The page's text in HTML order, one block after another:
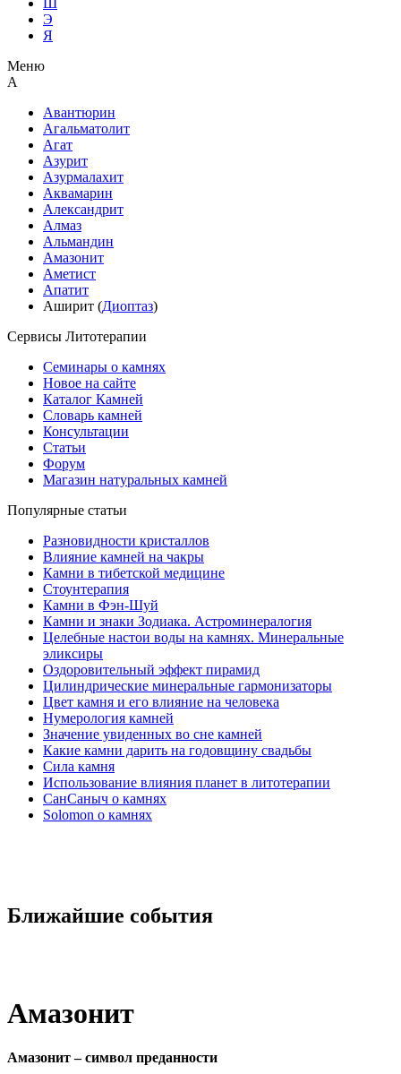
Ш
Э
Я
Меню
А
Авантюрин
Агальматолит
Агат
Азурит
Азурмалахит
Аквамарин
Александрит
Алмаз
Альмандин
Амазонит
Аметист
Апатит
Аширит (Диоптаз)
Сервисы Литотерапии
Семинары о камнях
Новое на сайте
Каталог Камней
Словарь камней
Консультации
Статьи
Форум
Магазин натуральных камней
Популярные статьи
Разновидности кристаллов
Влияние камней на чакры
Камни в тибетской медицине
Стоунтерапия
Камни в Фэн-Шуй
Камни и знаки Зодиака. Астроминералогия
Целебные настои воды на камнях. Минеральные
эликсиры
Оздоровительный эффект пирамид
Цилиндрические минеральные гармонизаторы
Цвет камня и его влияние на человека
Нумерология камней
Значение увиденных во сне камней
Какие камни дарить на годовщину свадьбы
Cила камня
Использование влияния планет в литотерапии
СанСаныч о камнях
Solomon о камнях
Ближайшие события
Амазонит
Амазонит – символ преданности